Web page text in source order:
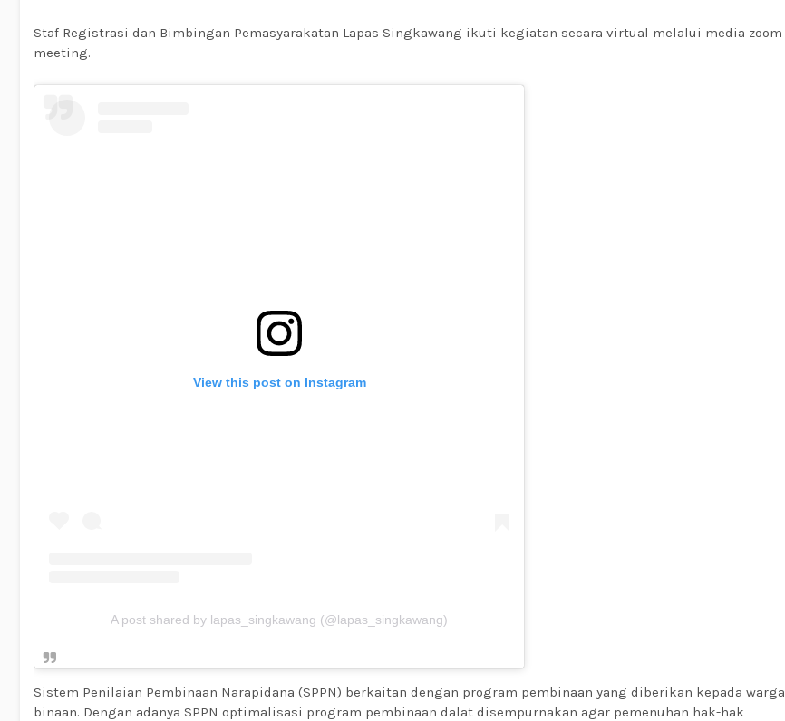
Staf Registrasi dan Bimbingan Pemasyarakatan Lapas Singkawang ikuti kegiatan secara virtual melalui media zoom
meeting.
View this post on Instagram
A post shared by lapas_singkawang (@lapas_singkawang)
Sistem Penilaian Pembinaan Narapidana (SPPN) berkaitan dengan program pembinaan yang diberikan kepada warga
binaan. Dengan adanya SPPN optimalisasi program pembinaan dalat disempurnakan agar pemenuhan hak-hak